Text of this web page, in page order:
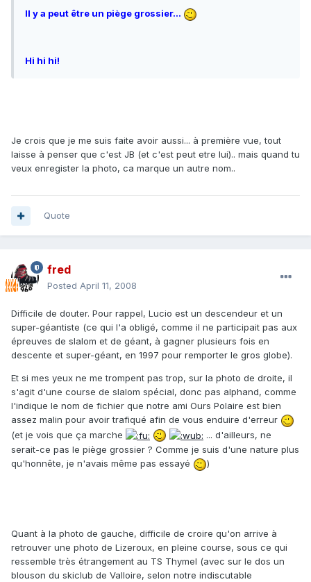
Il y a peut être un piège grossier...
Hi hi hi!
Je crois que je me suis faite avoir aussi... à première vue, tout
laisse à penser que c'est JB (et c'est peut etre lui).. mais quand tu
veux enregister la photo, ca marque un autre nom..
Quote
fred
Posted April 11, 2008
Difficile de douter. Pour rappel, Lucio est un descendeur et un
super-géantiste (ce qui l'a obligé, comme il ne participait pas aux
épreuves de slalom et de géant, à gagner plusieurs fois en
descente et super-géant, en 1997 pour remporter le gros globe).
Et si mes yeux ne me trompent pas trop, sur la photo de droite, il
s'agit d'une course de slalom spécial, donc pas alphand, comme
l'indique le nom de fichier que notre ami Ours Polaire est bien
assez malin pour avoir trafiqué afin de vous enduire d'erreur
(et je vois que ça marche
... d'ailleurs, ne
serait-ce pas le piège grossier ? Comme je suis d'une nature plus
qu'honnête, je n'avais même pas essayé
)
Quant à la photo de gauche, difficile de croire qu'on arrive à
retrouver une photo de Lizeroux, en pleine course, sous ce qui
ressemble très étrangement au TS Thymel (avec sur le dos un
blouson du skiclub de Valloire, selon notre indiscutable